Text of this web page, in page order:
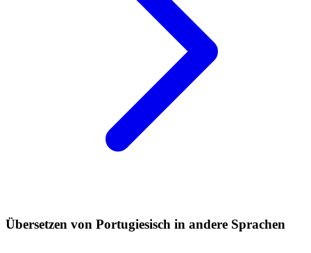
Übersetzen von Portugiesisch in andere Sprachen